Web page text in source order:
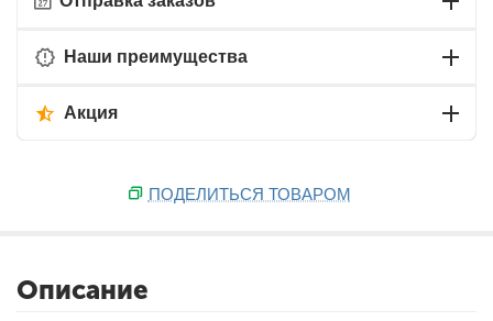
Наши преимущества
Акция
ПОДЕЛИТЬСЯ ТОВАРОМ
Описание